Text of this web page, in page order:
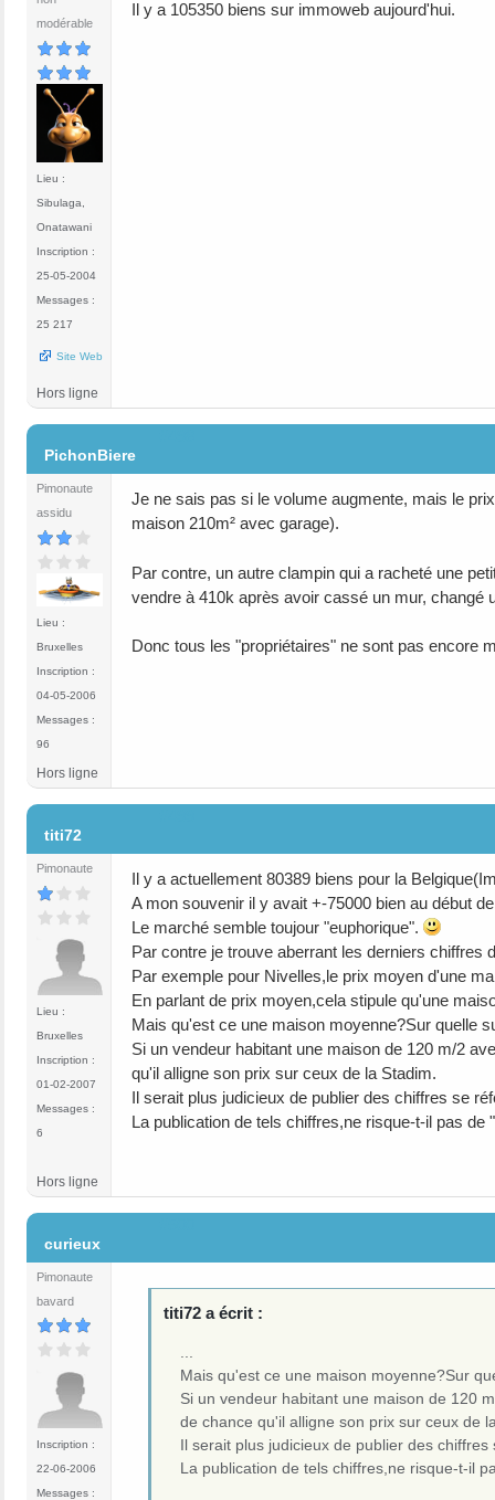
modérable
Lieu :
Sibulaga,
Onatawani
Inscription :
25-05-2004
Messages :
25 217
Site Web
Il y a 105350 biens sur immoweb aujourd'hui.
Hors ligne
PichonBiere
Pimonaute
assidu
Lieu :
Bruxelles
Inscription :
04-05-2006
Messages :
96
Je ne sais pas si le volume augmente, mais le
maison 210m² avec garage).
Par contre, un autre clampin qui a racheté une
vendre à 410k après avoir cassé un mur,
Donc tous les "propriétaires" ne sont pas encore
Hors ligne
titi72
Pimonaute
Lieu :
Bruxelles
Inscription :
01-02-2007
Messages :
6
Il y a actuellement 80389 biens pour la
A mon souvenir il y avait +-75000 bien au début
Le marché semble toujour "euphorique".
Par contre je trouve aberrant les derniers chiffres
Par exemple pour Nivelles,le prix moyen d'une
En parlant de prix moyen,cela stipule qu'une
Mais qu'est ce une maison moyenne?Sur quelle
Si un vendeur habitant une maison de 120 m/2
qu'il alligne son prix sur ceux de la Stadim.
Il serait plus judicieux de publier des chiffres se
La publication de tels chiffres,ne risque-t-il pas de
Hors ligne
curieux
Pimonaute
bavard
Inscription :
22-06-2006
Messages :
titi72 a écrit :
Mais qu'est ce une maison moyenne?Sur
Si un vendeur habitant une maison de 120
de chance qu'il alligne son prix sur ceux de
Il serait plus judicieux de publier des
La publication de tels chiffres,ne risque-t-il